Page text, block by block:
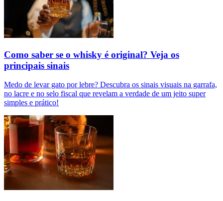
Como saber se o whisky é original? Veja os
principais sinais
Medo de levar gato por lebre? Descubra os sinais visuais na garrafa,
no lacre e no selo fiscal que revelam a verdade de um jeito super
simples e prático!